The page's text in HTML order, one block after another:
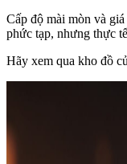
Cấp độ mài mòn và
phức tạp, nhưng thực
Hãy xem qua kho đồ